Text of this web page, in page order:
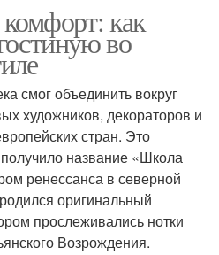
как
во
смог объединить вокруг
художников, декораторов и
стран. Это
название «Школа
ренессанса в северной
оригинальный
прослеживались нотки
Возрождения.